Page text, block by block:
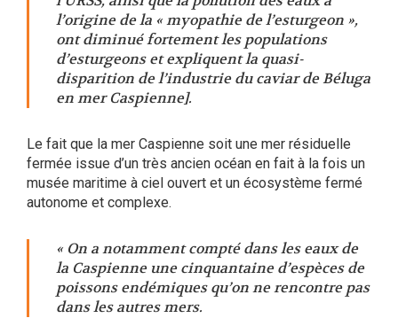
l’origine de la « myopathie de l’esturgeon »,
ont diminué fortement les populations
d’esturgeons et expliquent la quasi-
disparition de l’industrie du caviar de Béluga
en mer Caspienne].
Le fait que la mer Caspienne soit une mer résiduelle
fermée issue d’un très ancien océan en fait à la fois un
musée maritime à ciel ouvert et un écosystème fermé
autonome et complexe.
« On a notamment compté dans les eaux de
la Caspienne une cinquantaine d’espèces de
poissons endémiques qu’on ne rencontre pas
dans les autres mers.